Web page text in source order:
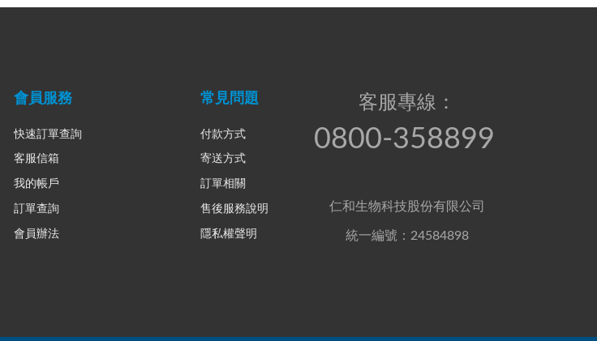
客服專線：
0800-358899
仁和生物科技股份有限公司
統一編號：24584898
會員服務
快速訂單查詢
客服信箱
我的帳戶
訂單查詢
會員辦法
常見問題
付款方式
寄送方式
訂單相關
售後服務說明
隱私權聲明